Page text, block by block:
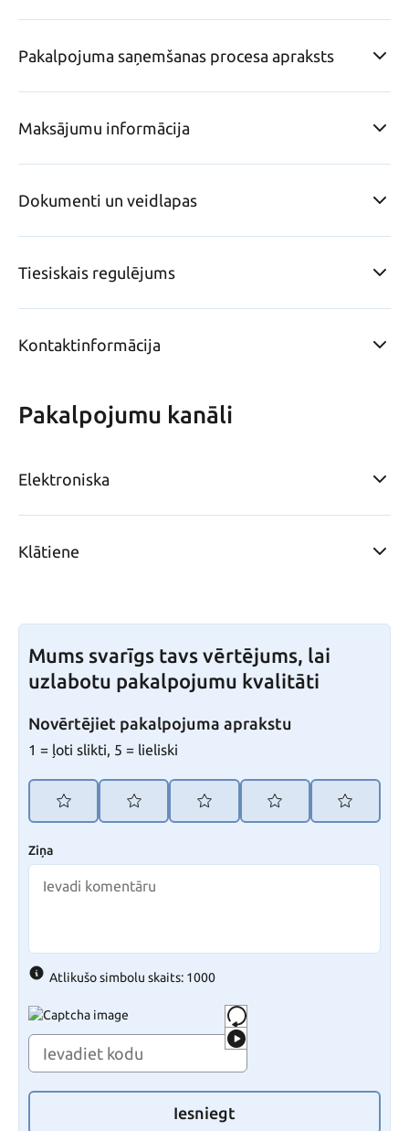
Pakalpojuma saņemšanas procesa apraksts
Maksājumu informācija
Dokumenti un veidlapas
Tiesiskais regulējums
Kontaktinformācija
Pakalpojumu kanāli
Elektroniska
Klātiene
Mums svarīgs tavs vērtējums, lai
uzlabotu pakalpojumu kvalitāti
Novērtējiet pakalpojuma aprakstu
1 = ļoti slikti, 5 = lieliski
Ziņa
Atlikušo simbolu skaits: 1000
Iesniegt